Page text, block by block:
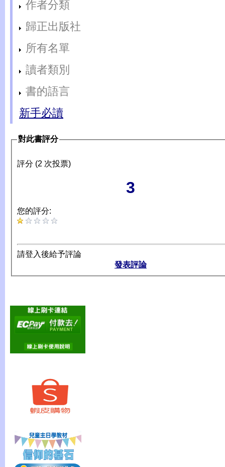
作者分類
歸正出版社
所有名單
讀者類別
書的語言
新手必讀
對此書評分
評分 (2 次投票)
3
您的評分:
請登入後給予評論
發表評論